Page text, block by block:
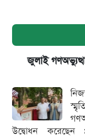
জুলাই
উদ্বোধন করেছেন